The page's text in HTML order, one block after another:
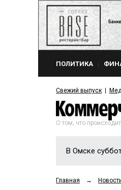
ПОЛИТИКА
Свежий выпуск
О том, что
В Омске
Главная →